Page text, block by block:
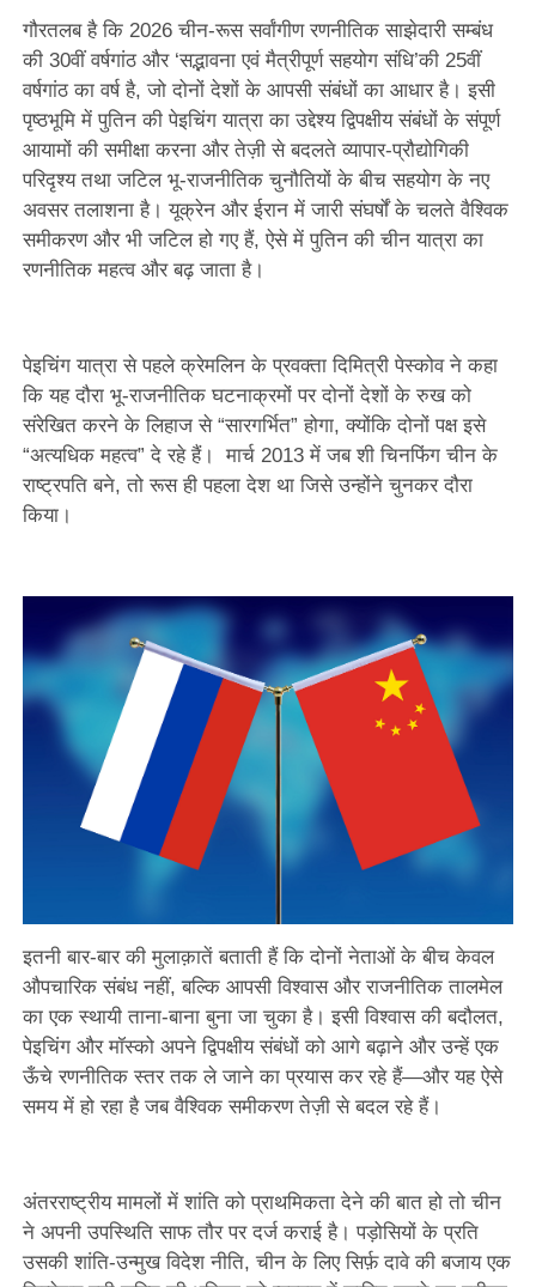
गौरतलब है कि 2026 चीन-रूस सर्वांगीण रणनीतिक साझेदारी सम्बंध
की 30वीं वर्षगांठ और ‘सद्भावना एवं मैत्रीपूर्ण सहयोग संधि’की 25वीं
वर्षगांठ का वर्ष है, जो दोनों देशों के आपसी संबंधों का आधार है। इसी
पृष्ठभूमि में पुतिन की पेइचिंग यात्रा का उद्देश्य द्विपक्षीय संबंधों के संपूर्ण
आयामों की समीक्षा करना और तेज़ी से बदलते व्यापार-प्रौद्योगिकी
परिदृश्य तथा जटिल भू-राजनीतिक चुनौतियों के बीच सहयोग के नए
अवसर तलाशना है। यूक्रेन और ईरान में जारी संघर्षों के चलते वैश्विक
समीकरण और भी जटिल हो गए हैं, ऐसे में पुतिन की चीन यात्रा का
रणनीतिक महत्व और बढ़ जाता है।
पेइचिंग यात्रा से पहले क्रेमलिन के प्रवक्ता दिमित्री पेस्कोव ने कहा
कि यह दौरा भू-राजनीतिक घटनाक्रमों पर दोनों देशों के रुख को
संरेखित करने के लिहाज से “सारगर्भित” होगा, क्योंकि दोनों पक्ष इसे
“अत्यधिक महत्व” दे रहे हैं। मार्च 2013 में जब शी चिनफिंग चीन के
राष्ट्रपति बने, तो रूस ही पहला देश था जिसे उन्होंने चुनकर दौरा
किया।
इतनी बार-बार की मुलाक़ातें बताती हैं कि दोनों नेताओं के बीच केवल
औपचारिक संबंध नहीं, बल्कि आपसी विश्वास और राजनीतिक तालमेल
का एक स्थायी ताना-बाना बुना जा चुका है। इसी विश्वास की बदौलत,
पेइचिंग और मॉस्को अपने द्विपक्षीय संबंधों को आगे बढ़ाने और उन्हें एक
ऊँचे रणनीतिक स्तर तक ले जाने का प्रयास कर रहे हैं—और यह ऐसे
समय में हो रहा है जब वैश्विक समीकरण तेज़ी से बदल रहे हैं।
अंतरराष्ट्रीय मामलों में शांति को प्राथमिकता देने की बात हो तो चीन
ने अपनी उपस्थिति साफ तौर पर दर्ज कराई है। पड़ोसियों के प्रति
उसकी शांति-उन्मुख विदेश नीति, चीन के लिए सिर्फ़ दावे की बजाय एक